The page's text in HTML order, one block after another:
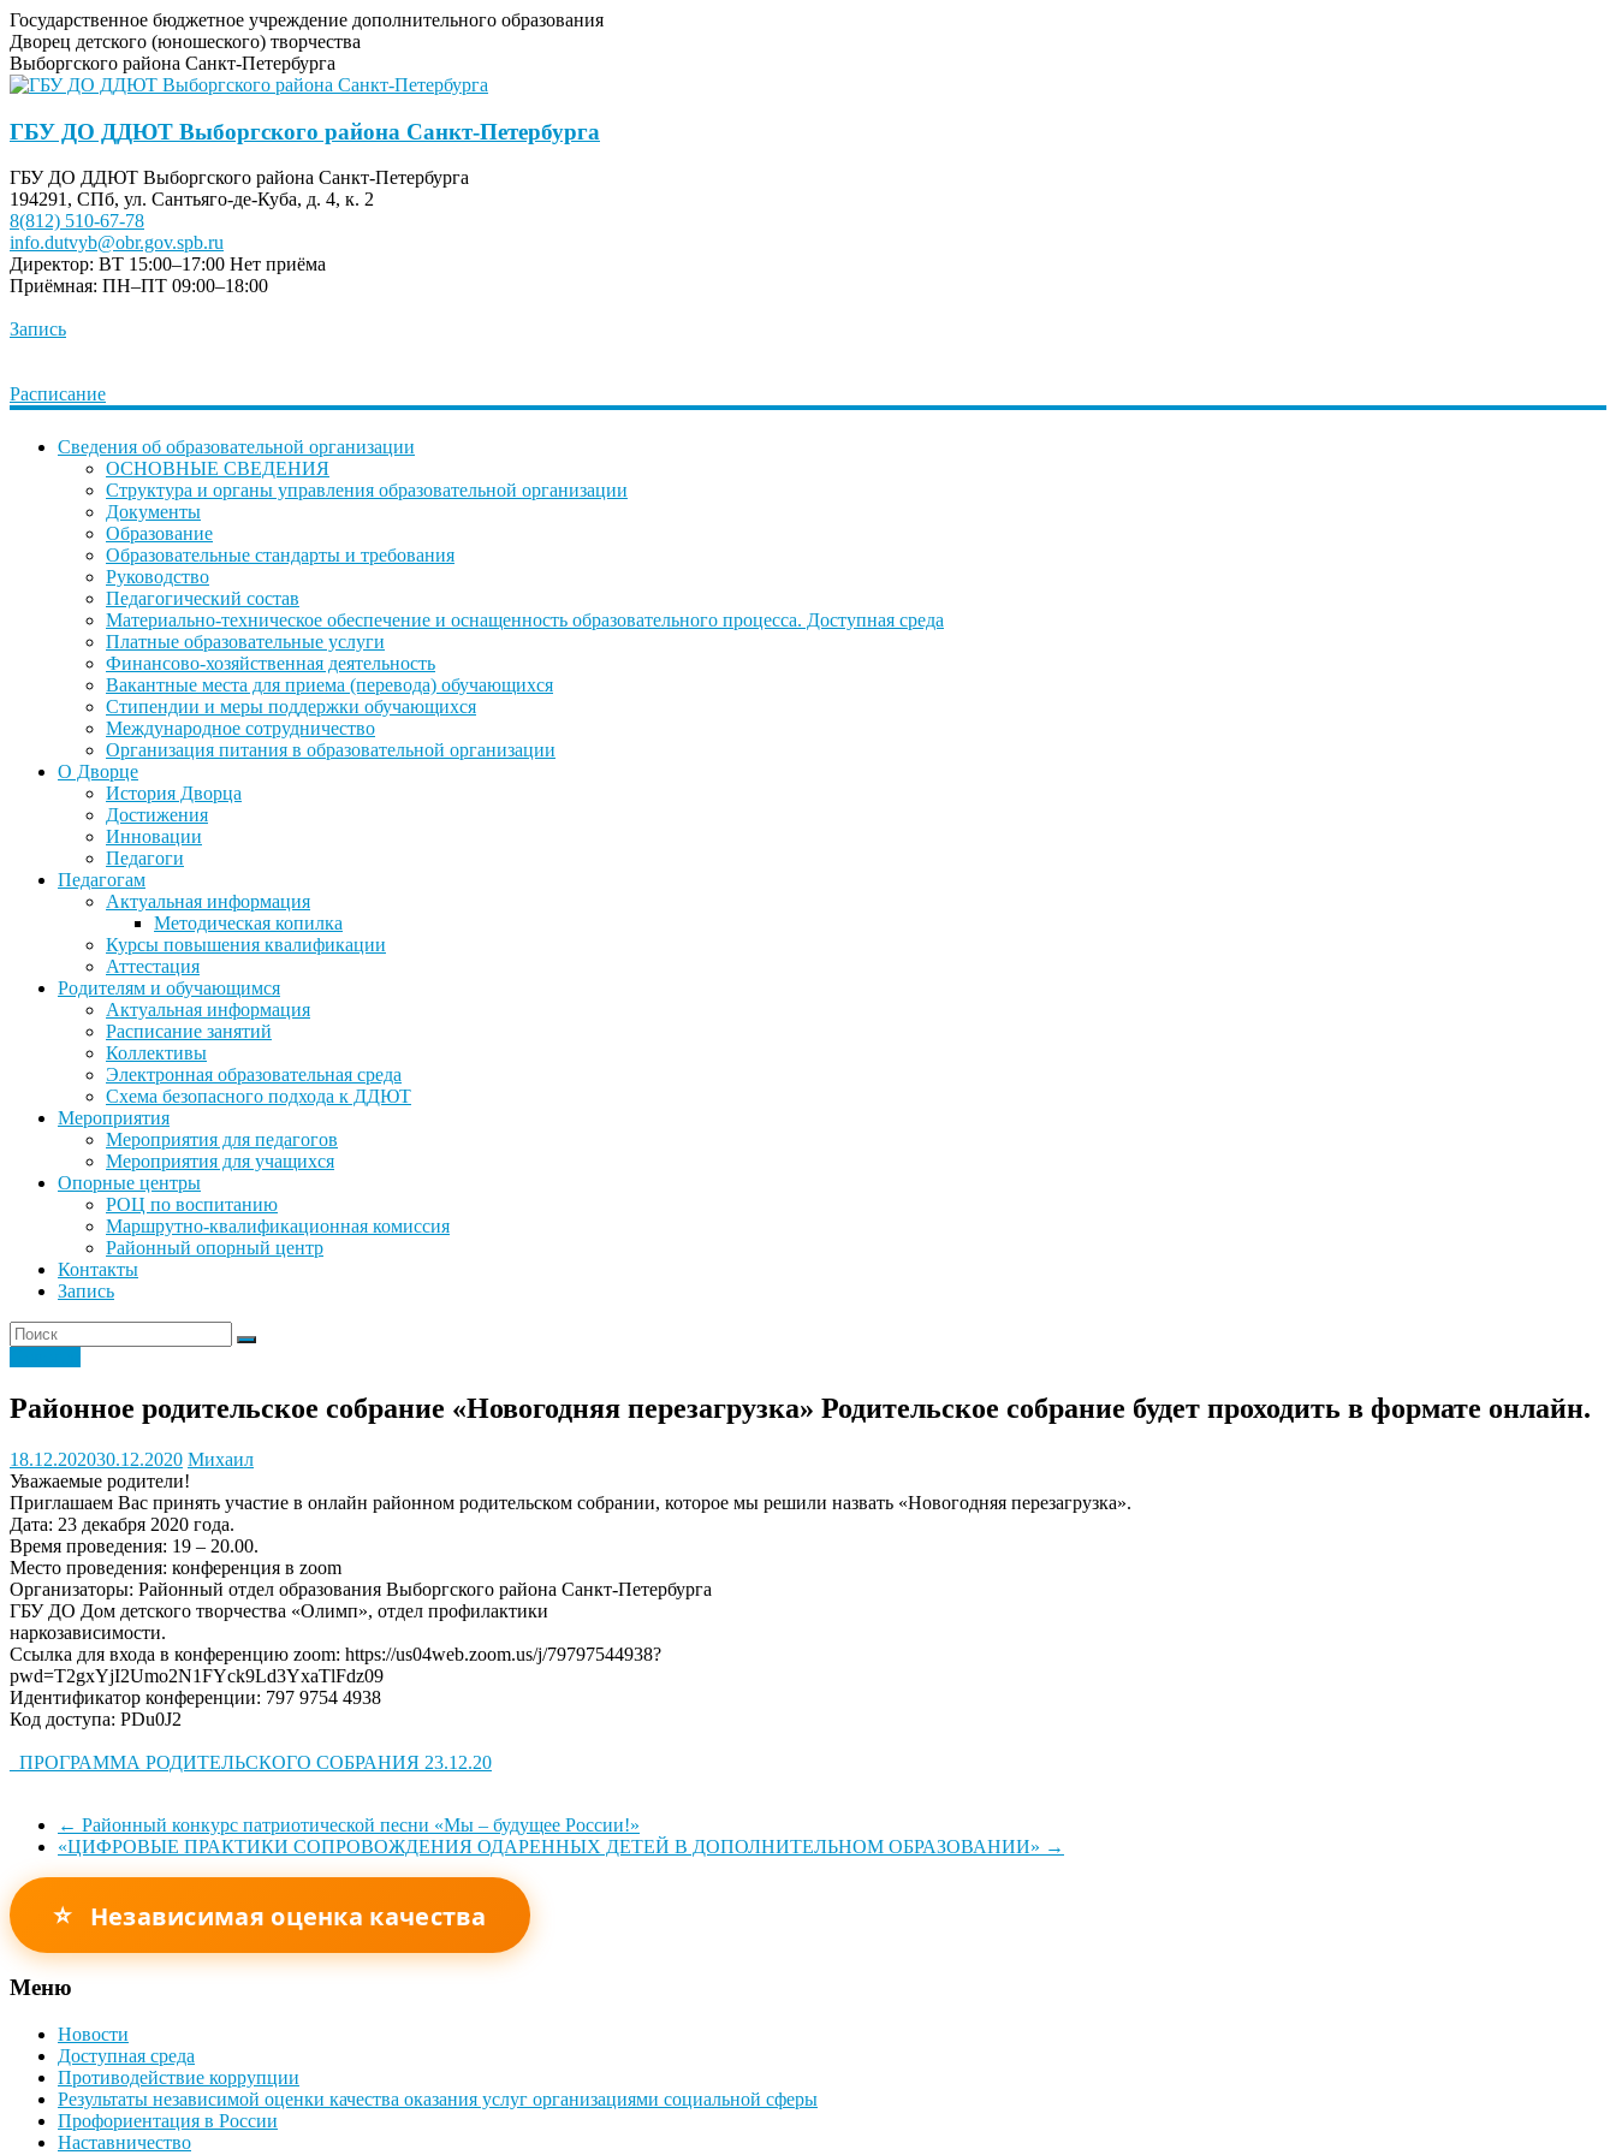
Государственное бюджетное учреждение дополнительного образования
Дворец детского (юношеского) творчества
Выборгского района Санкт-Петербурга
ГБУ ДО ДДЮТ Выборгского района Санкт-Петербурга
ГБУ ДО ДДЮТ Выборгского района Санкт-Петербурга
194291, СПб, ул. Сантьяго-де-Куба, д. 4, к. 2
8(812) 510-67-78
info.dutvyb@obr.gov.spb.ru
Директор: ВТ 15:00–17:00 Нет приёма
Приёмная: ПН–ПТ 09:00–18:00
Запись
Расписание
Сведения об образовательной организации
ОСНОВНЫЕ СВЕДЕНИЯ
Структура и органы управления образовательной организации
Документы
Образование
Образовательные стандарты и требования
Руководство
Педагогический состав
Материально-техническое обеспечение и оснащенность образовательного процесса. Доступная среда
Платные образовательные услуги
Финансово-хозяйственная деятельность
Вакантные места для приема (перевода) обучающихся
Стипендии и меры поддержки обучающихся
Международное сотрудничество
Организация питания в образовательной организации
О Дворце
История Дворца
Достижения
Инновации
Педагоги
Педагогам
Актуальная информация
Методическая копилка
Курсы повышения квалификации
Аттестация
Родителям и обучающимся
Актуальная информация
Расписание занятий
Коллективы
Электронная образовательная среда
Схема безопасного подхода к ДДЮТ
Мероприятия
Мероприятия для педагогов
Мероприятия для учащихся
Опорные центры
РОЦ по воспитанию
Маршрутно-квалификационная комиссия
Районный опорный центр
Контакты
Запись
Районное родительское собрание «Новогодняя перезагрузка» Родительское собрание будет проходить в формате онлайн.
18.12.202030.12.2020 Михаил
Уважаемые родители!
Приглашаем Вас принять участие в онлайн районном родительском собрании, которое мы решили назвать «Новогодняя перезагрузка».
Дата: 23 декабря 2020 года.
Время проведения: 19 – 20.00.
Место проведения: конференция в zoom
Организаторы: Районный отдел образования Выборгского района Санкт-Петербурга
ГБУ ДО Дом детского творчества «Олимп», отдел профилактики
наркозависимости.
Ссылка для входа в конференцию zoom: https://us04web.zoom.us/j/79797544938?
pwd=T2gxYjI2Umo2N1FYck9Ld3YxaTlFdz09
Идентификатор конференции: 797 9754 4938
Код доступа: PDu0J2
_ПРОГРАММА РОДИТЕЛЬСКОГО СОБРАНИЯ 23.12.20
← Районный конкурс патриотической песни «Мы – будущее России!»
«ЦИФРОВЫЕ ПРАКТИКИ СОПРОВОЖДЕНИЯ ОДАРЕННЫХ ДЕТЕЙ В ДОПОЛНИТЕЛЬНОМ ОБРАЗОВАНИИ» →
⭐ Независимая оценка качества
Меню
Новости
Доступная среда
Противодействие коррупции
Результаты независимой оценки качества оказания услуг организациями социальной сферы
Профориентация в России
Наставничество